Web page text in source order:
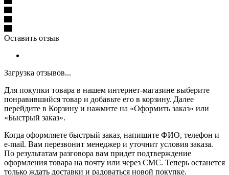
Оставить отзыв
Загрузка отзывов...
Для покупки товара в нашем интернет-магазине выберите
понравившийся товар и добавьте его в корзину. Далее
перейдите в Корзину и нажмите на «Оформить заказ» или
«Быстрый заказ».
Когда оформляете быстрый заказ, напишите ФИО, телефон и
e-mail. Вам перезвонит менеджер и уточнит условия заказа.
По результатам разговора вам придет подтверждение
оформления товара на почту или через СМС. Теперь останется
только ждать доставки и радоваться новой покупке.